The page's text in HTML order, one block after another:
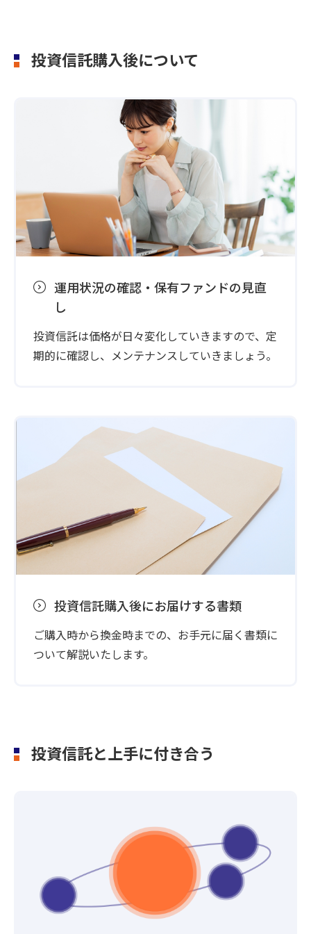
投資信託購入後について
運用状況の確認・保有ファンドの見直
し
投資信託は価格が日々変化していきますので、定
期的に確認し、メンテナンスしていきましょう。
投資信託購入後にお届けする書類
ご購入時から換金時までの、お手元に届く書類に
ついて解説いたします。
投資信託と上手に付き合う